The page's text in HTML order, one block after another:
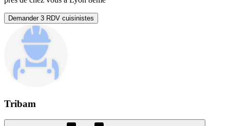
Demander 3 RDV cuisinistes
Tribam